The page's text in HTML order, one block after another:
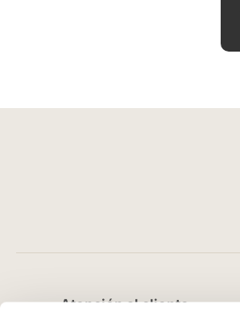
Atención al cliente